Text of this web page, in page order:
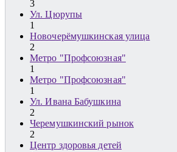
3
Ул. Цюрупы
1
Новочерёмушкинская улица
2
Метро "Профсоюзная"
1
Метро "Профсоюзная"
1
Ул. Ивана Бабушкина
2
Черемушкинский рынок
2
Центр здоровья детей